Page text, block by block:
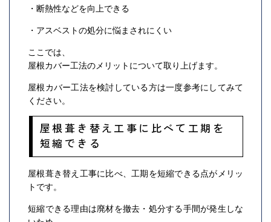
・断熱性などを向上できる
・アスベストの処分に悩まされにくい
ここでは、
屋根カバー工法のメリットについて取り上げます。
屋根カバー工法を検討している方は一度参考にしてみて
ください。
屋根葺き替え工事に比べて工期を
短縮できる
屋根葺き替え工事に比べ、工期を短縮できる点がメリッ
トです。
短縮できる理由は廃材を撤去・処分する手間が発生しな